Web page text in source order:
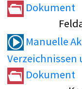
Dokument
Manuelle
Verzeichnissen
Dokument